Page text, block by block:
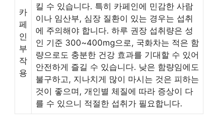
카
페
인
부
작
용
킬 수 있습니다. 특히 카페인에 민감한 사람
이나 임산부, 심장 질환이 있는 경우는 섭취
에 주의해야 합니다. 하루 권장 섭취량은 성
인 기준 300~400mg으로, 국화차는 적은 함
량으로도 충분한 건강 효과를 기대할 수 있어
안전하게 즐길 수 있습니다. 낮은 함량임에도
불구하고, 지나치게 많이 마시는 것은 피하는
것이 좋으며, 개인별 체질에 따라 증상이 다
를 수 있으니 적절한 섭취가 필요합니다.